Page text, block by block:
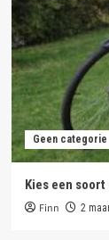
Geen categorie
Kies een
Finn 2